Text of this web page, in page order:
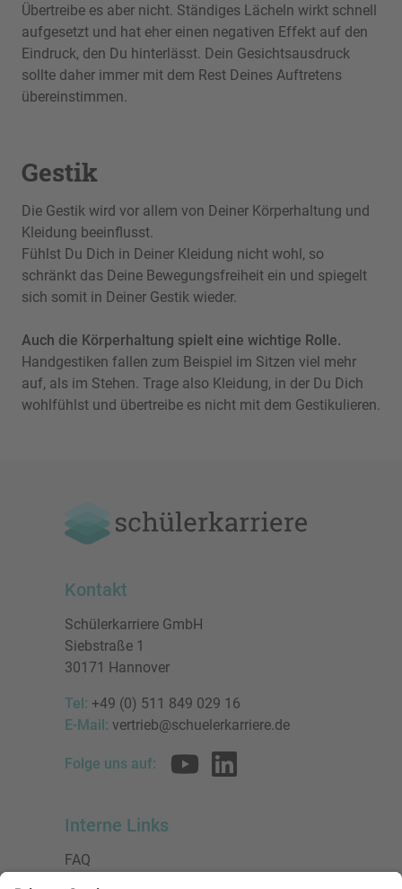
Übertreibe es aber nicht. Ständiges Lächeln wirkt schnell
aufgesetzt und hat eher einen negativen Effekt auf den
Eindruck, den Du hinterlässt. Dein Gesichtsausdruck
sollte daher immer mit dem Rest Deines Auftretens
übereinstimmen.
Gestik
Die Gestik wird vor allem von Deiner Körperhaltung und
Kleidung beeinflusst.
Fühlst Du Dich in Deiner Kleidung nicht wohl, so
schränkt das Deine Bewegungsfreiheit ein und spiegelt
sich somit in Deiner Gestik wieder.
Auch die Körperhaltung spielt eine wichtige Rolle.
Handgestiken fallen zum Beispiel im Sitzen viel mehr
auf, als im Stehen. Trage also Kleidung, in der Du Dich
wohlfühlst und übertreibe es nicht mit dem Gestikulieren.
Kontakt
Schülerkarriere GmbH
Siebstraße 1
30171 Hannover
Tel: +49 (0) 511 849 029 16
E-Mail: vertrieb@schuelerkarriere.de
Folge uns auf:
Interne Links
FAQ